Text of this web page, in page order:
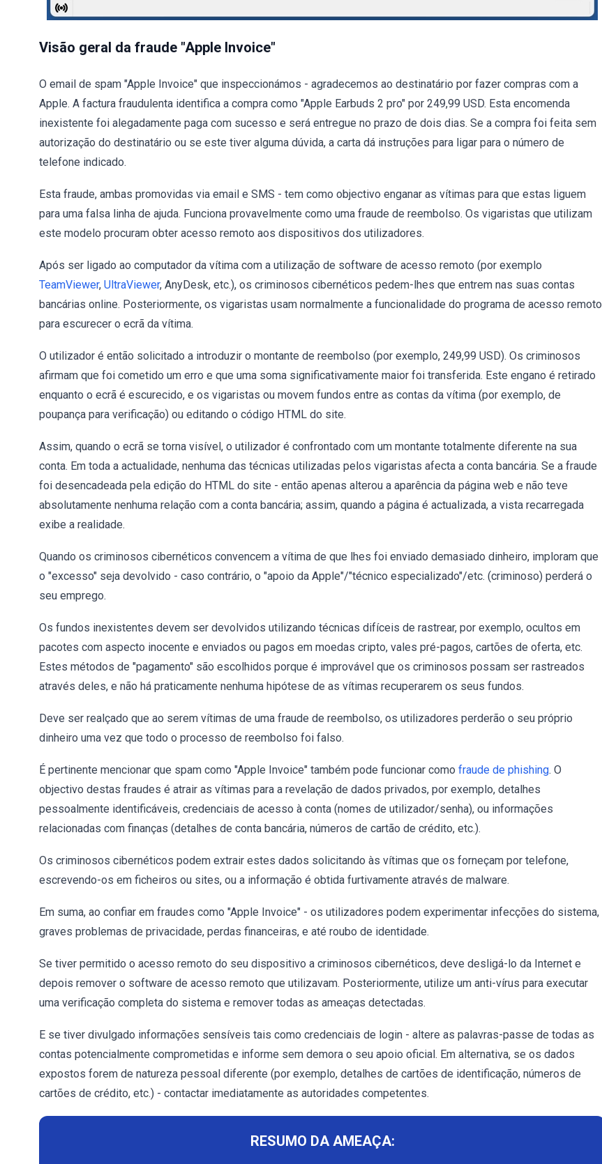
Visão geral da fraude "Apple Invoice"
O email de spam "Apple Invoice" que inspeccionámos - agradecemos ao destinatário por fazer compras com a
Apple. A factura fraudulenta identifica a compra como "Apple Earbuds 2 pro" por 249,99 USD. Esta encomenda
inexistente foi alegadamente paga com sucesso e será entregue no prazo de dois dias. Se a compra foi feita sem
autorização do destinatário ou se este tiver alguma dúvida, a carta dá instruções para ligar para o número de
telefone indicado.
Esta fraude, ambas promovidas via email e SMS - tem como objectivo enganar as vítimas para que estas liguem
para uma falsa linha de ajuda. Funciona provavelmente como uma fraude de reembolso. Os vigaristas que utilizam
este modelo procuram obter acesso remoto aos dispositivos dos utilizadores.
Após ser ligado ao computador da vítima com a utilização de software de acesso remoto (por exemplo
TeamViewer, UltraViewer, AnyDesk, etc.), os criminosos cibernéticos pedem-lhes que entrem nas suas contas
bancárias online. Posteriormente, os vigaristas usam normalmente a funcionalidade do programa de acesso remoto
para escurecer o ecrã da vítima.
O utilizador é então solicitado a introduzir o montante de reembolso (por exemplo, 249,99 USD). Os criminosos
afirmam que foi cometido um erro e que uma soma significativamente maior foi transferida. Este engano é retirado
enquanto o ecrã é escurecido, e os vigaristas ou movem fundos entre as contas da vítima (por exemplo, de
poupança para verificação) ou editando o código HTML do site.
Assim, quando o ecrã se torna visível, o utilizador é confrontado com um montante totalmente diferente na sua
conta. Em toda a actualidade, nenhuma das técnicas utilizadas pelos vigaristas afecta a conta bancária. Se a fraude
foi desencadeada pela edição do HTML do site - então apenas alterou a aparência da página web e não teve
absolutamente nenhuma relação com a conta bancária; assim, quando a página é actualizada, a vista recarregada
exibe a realidade.
Quando os criminosos cibernéticos convencem a vítima de que lhes foi enviado demasiado dinheiro, imploram que
o "excesso" seja devolvido - caso contrário, o "apoio da Apple"/"técnico especializado"/etc. (criminoso) perderá o
seu emprego.
Os fundos inexistentes devem ser devolvidos utilizando técnicas difíceis de rastrear, por exemplo, ocultos em
pacotes com aspecto inocente e enviados ou pagos em moedas cripto, vales pré-pagos, cartões de oferta, etc.
Estes métodos de "pagamento" são escolhidos porque é improvável que os criminosos possam ser rastreados
através deles, e não há praticamente nenhuma hipótese de as vítimas recuperarem os seus fundos.
Deve ser realçado que ao serem vítimas de uma fraude de reembolso, os utilizadores perderão o seu próprio
dinheiro uma vez que todo o processo de reembolso foi falso.
É pertinente mencionar que spam como "Apple Invoice" também pode funcionar como fraude de phishing. O
objectivo destas fraudes é atrair as vítimas para a revelação de dados privados, por exemplo, detalhes
pessoalmente identificáveis, credenciais de acesso à conta (nomes de utilizador/senha), ou informações
relacionadas com finanças (detalhes de conta bancária, números de cartão de crédito, etc.).
Os criminosos cibernéticos podem extrair estes dados solicitando às vítimas que os forneçam por telefone,
escrevendo-os em ficheiros ou sites, ou a informação é obtida furtivamente através de malware.
Em suma, ao confiar em fraudes como "Apple Invoice" - os utilizadores podem experimentar infecções do sistema,
graves problemas de privacidade, perdas financeiras, e até roubo de identidade.
Se tiver permitido o acesso remoto do seu dispositivo a criminosos cibernéticos, deve desligá-lo da Internet e
depois remover o software de acesso remoto que utilizavam. Posteriormente, utilize um anti-vírus para executar
uma verificação completa do sistema e remover todas as ameaças detectadas.
E se tiver divulgado informações sensíveis tais como credenciais de login - altere as palavras-passe de todas as
contas potencialmente comprometidas e informe sem demora o seu apoio oficial. Em alternativa, se os dados
expostos forem de natureza pessoal diferente (por exemplo, detalhes de cartões de identificação, números de
cartões de crédito, etc.) - contactar imediatamente as autoridades competentes.
RESUMO DA AMEAÇA: